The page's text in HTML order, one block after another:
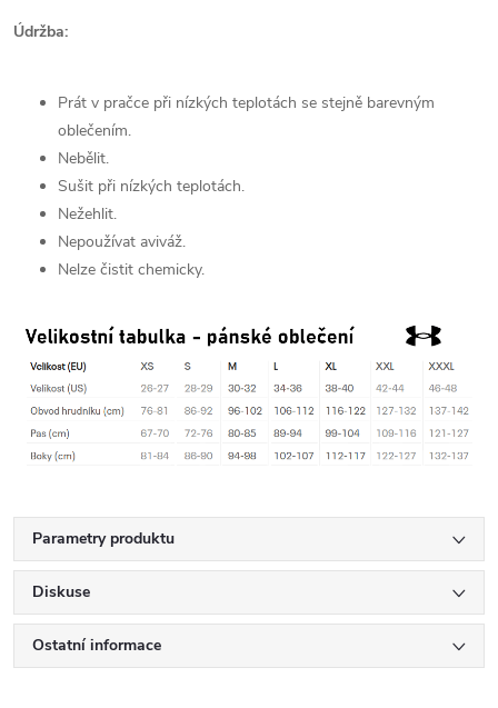
Údržba:
Prát v pračce při nízkých teplotách se stejně barevným
oblečením.
Nebělit.
Sušit při nízkých teplotách.
Nežehlit.
Nepoužívat aviváž.
Nelze čistit chemicky.
Parametry produktu
Diskuse
Ostatní informace